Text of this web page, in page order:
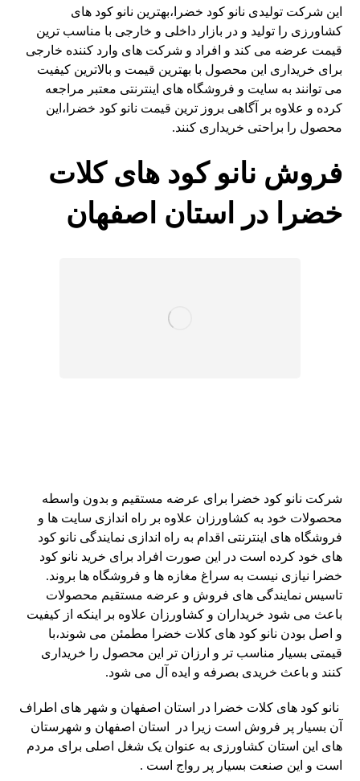
این شرکت تولیدی نانو کود خضرا،بهترین نانو کود های
کشاورزی را تولید و در بازار داخلی و خارجی با مناسب ترین
قیمت عرضه می کند و افراد و شرکت های وارد کننده خارجی
برای خریداری این محصول با بهترین قیمت و بالاترین کیفیت
می توانند به سایت و فروشگاه های اینترنتی معتبر مراجعه
کرده و علاوه بر آگاهی بروز ترین قیمت نانو کود خضرا،این
محصول را براحتی خریداری کنند.
فروش نانو کود های کلات
خضرا در استان اصفهان
شرکت نانو کود خضرا برای عرضه مستقیم و بدون واسطه
محصولات خود به کشاورزان علاوه بر راه اندازی سایت ها و
فروشگاه های اینترنتی اقدام به راه اندازی نمایندگی نانو کود
های خود کرده است در این صورت افراد برای خرید نانو کود
خضرا نیازی نیست به سراغ مغازه ها و فروشگاه ها بروند.
تاسیس نمایندگی های فروش و عرضه مستقیم محصولات
باعث می شود خریداران و کشاورزان علاوه بر اینکه از کیفیت
و اصل بودن نانو کود های کلات خضرا مطمئن می شوند،با
قیمتی بسیار مناسب تر و ارزان تر این محصول را خریداری
کنند و باعث خریدی بصرفه و ایده آل می شود.
نانو کود های کلات خضرا در استان اصفهان و شهر های اطراف
آن بسیار پر فروش است زیرا در استان اصفهان و شهرستان
های این استان کشاورزی به عنوان یک شغل اصلی برای مردم
است و این صنعت بسیار پر رواج است .